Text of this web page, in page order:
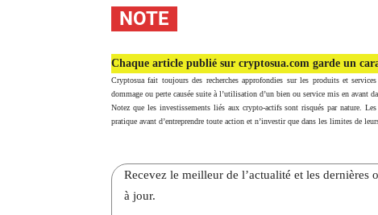
NOTE
Chaque article publié sur cryptosua.com garde un
Cryptosua fait toujours des recherches approfondies sur les produits et
dommage ou perte causée suite à l’utilisation d’un bien ou service mis en avant
Notez que les investissements liés aux crypto-actifs sont risqués par nature.
pratique avant d’entreprendre toute action et n’investir que dans les limites de
Recevez le meilleur de l’actualité et les
à jour.